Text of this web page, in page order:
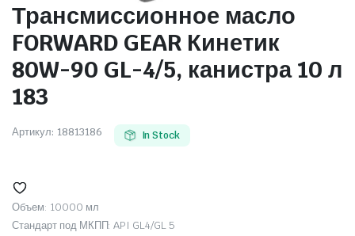
Трансмиссионное масло
FORWARD GEAR Кинетик
80W-90 GL-4/5, канистра 10 л
183
Артикул: 18813186 In Stock
Объем: 10000 мл
Стандарт под МКПП: API GL4/GL 5